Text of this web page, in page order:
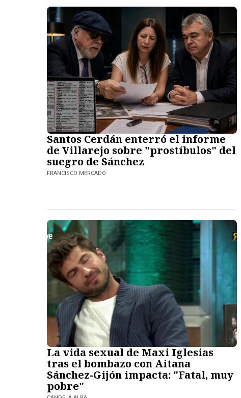
Santos Cerdán enterró el informe
de Villarejo sobre "prostíbulos" del
suegro de Sánchez
FRANCISCO MERCADO
La vida sexual de Maxi Iglesias
tras el bombazo con Aitana
Sánchez-Gijón impacta: "Fatal, muy
pobre"